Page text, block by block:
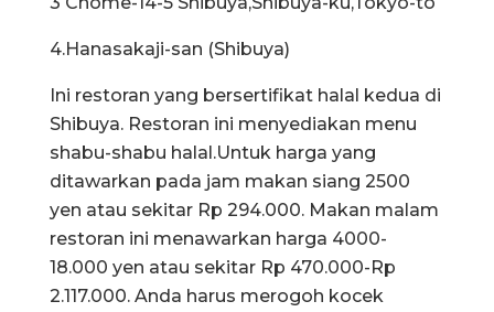
4.Hanasakaji-san (Shibuya)
Ini restoran yang bersertifikat halal kedua di
Shibuya. Restoran ini menyediakan menu
shabu-shabu halal.Untuk harga yang
ditawarkan pada jam makan siang 2500
yen atau sekitar Rp 294.000. Makan malam
restoran ini menawarkan harga 4000-
18.000 yen atau sekitar Rp 470.000-Rp
2.117.000. Anda harus merogoh kocek